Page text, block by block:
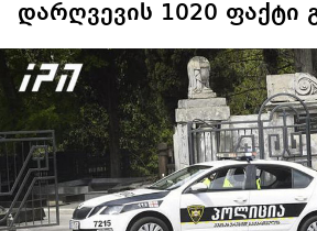
დარღვევის 1020 ფაქტი